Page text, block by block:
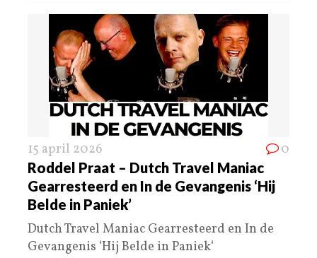
15 april 2026 0
Roddel Praat – Dutch Travel Maniac
Gearresteerd en In de Gevangenis ‘Hij
Belde in Paniek’
Dutch Travel Maniac Gearresteerd en In de
Gevangenis ‘Hij Belde in Paniek‘